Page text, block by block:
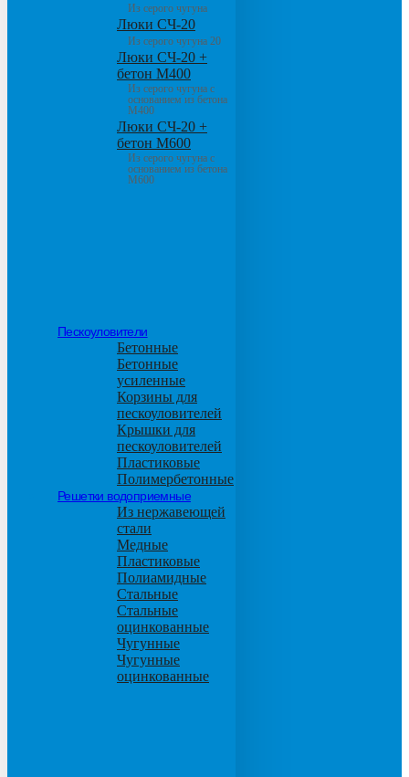
Из серого чугуна
Люки СЧ-20
Из серого чугуна 20
Люки СЧ-20 +
бетон М400
Из серого чугуна с
основанием из бетона
М400
Люки СЧ-20 +
бетон М600
Из серого чугуна с
основанием из бетона
М600
Пескоуловители
Бетонные
Бетонные
усиленные
Корзины для
пескоуловителей
Крышки для
пескоуловителей
Пластиковые
Полимербетонные
Решетки водоприемные
Из нержавеющей
стали
Медные
Пластиковые
Полиамидные
Стальные
Стальные
оцинкованные
Чугунные
Чугунные
оцинкованные